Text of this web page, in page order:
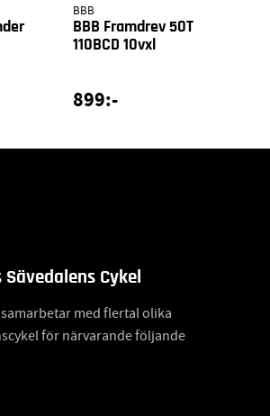
BBB
BBB Framdrev 50T
110BCD 10vxl
899:-
Cykel
samarbetar med flertal olika
för närvarande följande